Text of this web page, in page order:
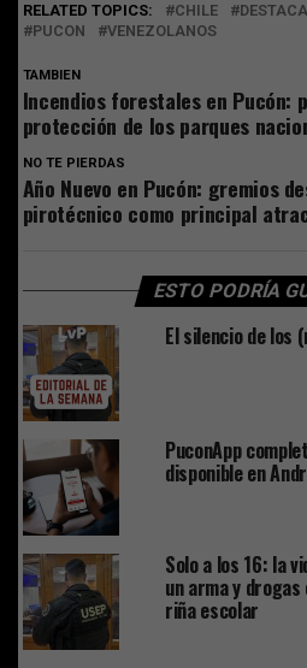
RELATED TOPICS: CHILE
PUCON
VENEZOLANOS
TAMBIEN
Incendios forestales en
protección de los parques
NO TE PIERDAS
Año Nuevo en Pucón: gremios
pirotécnico como principal
ESTO PODRÍA
El silencio de los
PuconApp
disponible en
Solo a los 16: la
un arma y
riña escolar